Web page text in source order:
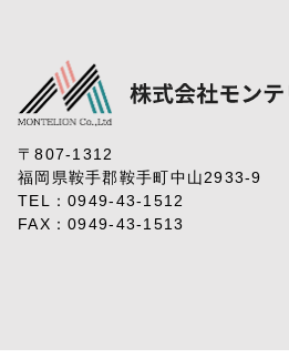
〒807-1312
福岡県鞍手郡鞍手町中山2933-9
TEL：0949-43-1512
FAX：0949-43-1513